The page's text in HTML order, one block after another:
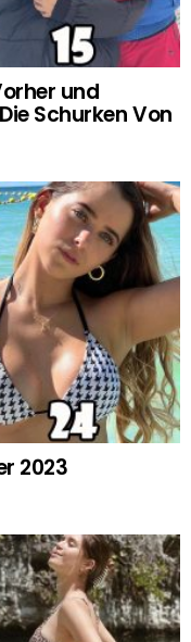
und
Schurken Von
2023